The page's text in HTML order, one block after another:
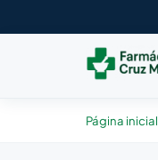
Página inicial